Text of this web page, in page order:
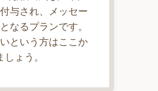
与され、メッセー
なるプランです。
という方はここか
ょう。